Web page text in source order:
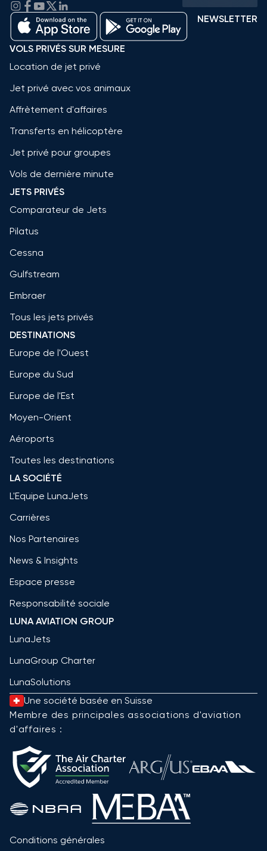
NEWSLETTER
VOLS PRIVÉS SUR MESURE
Location de jet privé
Jet privé avec vos animaux
Affrètement d'affaires
Transferts en hélicoptère
Jet privé pour groupes
Vols de dernière minute
JETS PRIVÉS
Comparateur de Jets
Pilatus
Cessna
Gulfstream
Embraer
Tous les jets privés
DESTINATIONS
Europe de l'Ouest
Europe du Sud
Europe de l'Est
Moyen-Orient
Aéroports
Toutes les destinations
LA SOCIÉTÉ
L'Equipe LunaJets
Carrières
Nos Partenaires
News & Insights
Espace presse
Responsabilité sociale
LUNA AVIATION GROUP
LunaJets
LunaGroup Charter
LunaSolutions
Une société basée en Suisse
Membre des principales associations d'aviation
d'affaires :
Conditions générales